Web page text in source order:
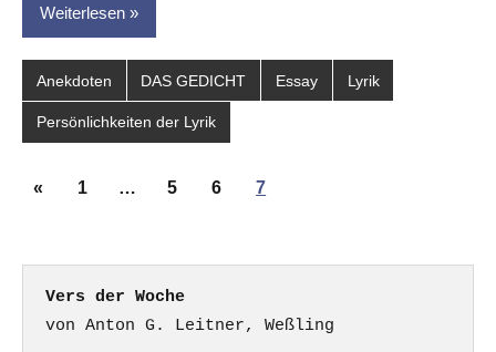
Weiterlesen
Anekdoten DAS GEDICHT Essay Lyrik
Persönlichkeiten der Lyrik
Seitennummerierung
«Vorherige
1 … 5 6 7
Vers der Woche